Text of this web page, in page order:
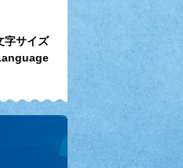
字サイズ